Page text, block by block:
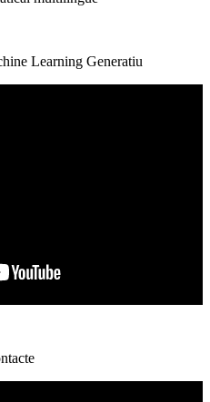
Learning Generatiu